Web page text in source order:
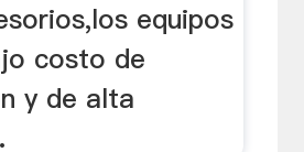
equipos
costo de
y de alta